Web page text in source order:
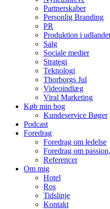
Partnerskaber
Personlig Branding
PR
Produktion i udlandet
Salg
Sociale medier
Strategi
Teknologi
Thorborgs Jul
Videoindlæg
Viral Marketing
Køb min bog
Kundeservice Bøger
Podcast
Foredrag
Foredrag om ledelse
Foredrag om
Referencer
Om mig
Hotel
Ros
Tidslinje
Kontakt